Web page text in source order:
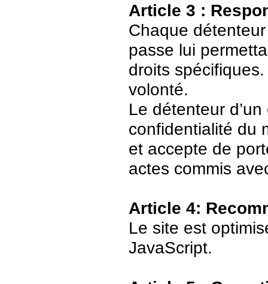
Article 3 :
Chaque
passe lui
droits
volonté.
Le détenteur
confidentialité du
et accepte de
actes commis
Article 4:
Le site est
JavaScript.